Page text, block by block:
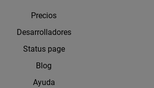
Precios
Desarrolladores
Status page
Blog
Ayuda